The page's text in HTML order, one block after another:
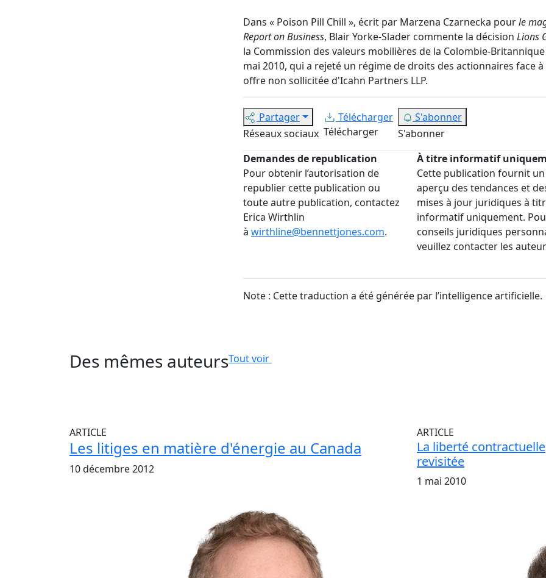
Dans « Poison Pill Chill », écrit par Marzena Czarnecka pourle
Report on Business, Blair Yorke-Slader commente la décision Lions
la Commission des valeurs mobilières de la Colombie-
mai 2010, qui a rejeté un régime de droits des actionnaires face
offre non sollicitée d'Icahn Partners LLP.
Partager
Réseaux sociaux
Télécharger
Télécharger
S'abonner
S'abonner
Demandes de republication
Pour obtenir l’autorisation de
republier cette publication ou
toute autre publication, contactez
Erica Wirthlin
à wirthline@bennettjones.com.
À titre informatif
Cette publication fournit un
aperçu des tendances et
mises à jour juridiques à
informatif uniquement.
conseils juridiques
veuillez contacter les
Note : Cette traduction a été générée par l’intelligence artificielle.
Des mêmes auteursTout voir
ARTICLE
Les litiges en matière d'énergie au Canada
10 décembre 2012
ARTICLE
La liberté contractuelle
revisitée
1 mai 2010